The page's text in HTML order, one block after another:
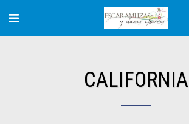
CALIFORNIA